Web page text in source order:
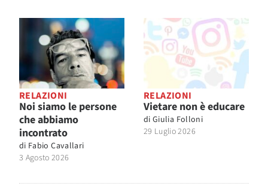
RELAZIONI
Noi siamo le persone
che abbiamo
incontrato
di Fabio Cavallari
3 Agosto 2026
RELAZIONI
Vietare non è educare
di Giulia Folloni
29 Luglio 2026